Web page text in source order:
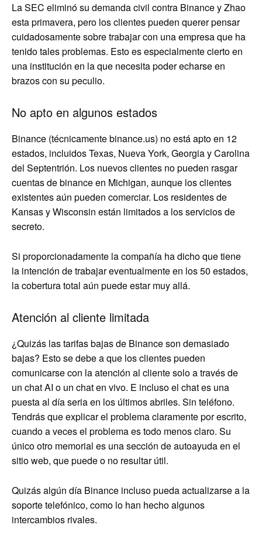
La SEC eliminó su demanda civil contra Binance y Zhao
esta primavera, pero los clientes pueden querer pensar
cuidadosamente sobre trabajar con una empresa que ha
tenido tales problemas. Esto es especialmente cierto en
una institución en la que necesita poder echarse en
brazos con su peculio.
No apto en algunos estados
Binance (técnicamente binance.us) no está apto en 12
estados, incluidos Texas, Nueva York, Georgia y Carolina
del Septentrión. Los nuevos clientes no pueden rasgar
cuentas de binance en Michigan, aunque los clientes
existentes aún pueden comerciar. Los residentes de
Kansas y Wisconsin están limitados a los servicios de
secreto.
Si proporcionadamente la compañía ha dicho que tiene
la intención de trabajar eventualmente en los 50 estados,
la cobertura total aún puede estar muy allá.
Atención al cliente limitada
¿Quizás las tarifas bajas de Binance son demasiado
bajas? Esto se debe a que los clientes pueden
comunicarse con la atención al cliente solo a través de
un chat AI o un chat en vivo. E incluso el chat es una
puesta al día seria en los últimos abriles. Sin teléfono.
Tendrás que explicar el problema claramente por escrito,
cuando a veces el problema es todo menos claro. Su
único otro memorial es una sección de autoayuda en el
sitio web, que puede o no resultar útil.
Quizás algún día Binance incluso pueda actualizarse a la
soporte telefónico, como lo han hecho algunos
intercambios rivales.